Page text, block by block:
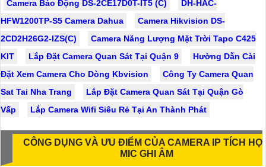
Camera Báo Động DS-2CE17D0T-IT5 (C)
DH-HAC-
HFW1200TP-S5 Camera Dahua
Camera Hikvision DS-
2CD2H26G2-IZS(C)
Camera Năng Lượng Mặt Trời Tapo C425
KIT
Lắp Đặt Camera Quan Sát Tại Quận 9
Hường Dẫn Cài
Đặt Xem Camera Cho Dòng Kbvision
Công Ty Camera Quan
Sat Tai Nha Trang
Lắp Đặt Camera Quan Sát Tại Quận Gò
Vấp
Lắp Camera Wifi Siêu Rẻ Tại An Thành Phát
CÔNG DỤNG VÀ ƯU ĐIỂM CỦA CAMERA IP TÍCH
MIC GHI ÂM